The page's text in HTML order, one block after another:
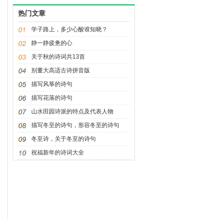
热门文章
学子路上，多少心酸谁知晓？
静一静疲惫的心
关于秋的诗词共13首
别董大高适古诗拼音版
描写风筝的诗句
描写花落的诗句
山水田园诗派的特点及代表人物
描写冬至的诗句，形容冬至的诗句
冬至诗，关于冬至的诗句
祝福新年的诗词大全